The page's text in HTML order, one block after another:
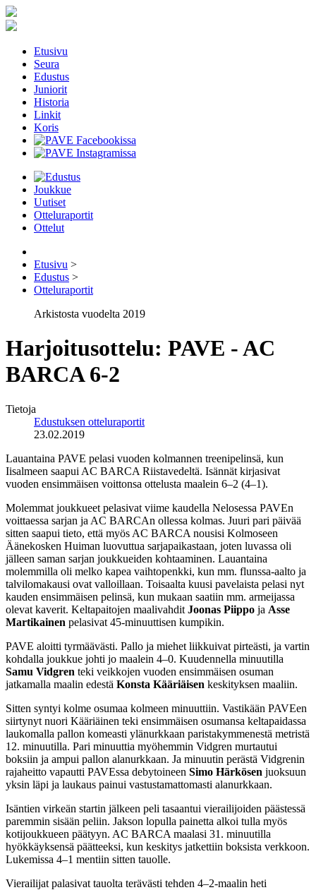
Etusivu
Seura
Edustus
Juniorit
Historia
Linkit
Koris
Joukkue
Uutiset
Otteluraportit
Ottelut
Etusivu >
Edustus >
Otteluraportit
Arkistosta vuodelta 2019
Harjoitusottelu: PAVE - AC
BARCA 6-2
Tietoja
Edustuksen otteluraportit
23.02.2019
Lauantaina PAVE pelasi vuoden kolmannen treenipelinsä, kun
Iisalmeen saapui AC BARCA Riistavedeltä. Isännät kirjasivat
vuoden ensimmäisen voittonsa ottelusta maalein 6–2 (4–1).
Molemmat joukkueet pelasivat viime kaudella Nelosessa PAVEn
voittaessa sarjan ja AC BARCAn ollessa kolmas. Juuri pari päivää
sitten saapui tieto, että myös AC BARCA nousisi Kolmoseen
Äänekosken Huiman luovuttua sarjapaikastaan, joten luvassa oli
jälleen saman sarjan joukkueiden kohtaaminen. Lauantaina
molemmilla oli melko kapea vaihtopenkki, kun mm. flunssa-aalto ja
talvilomakausi ovat valloillaan. Toisaalta kuusi pavelaista pelasi nyt
kauden ensimmäisen pelinsä, kun mukaan saatiin mm. armeijassa
olevat kaverit. Keltapaitojen maalivahdit Joonas Piippo ja Asse
Martikainen pelasivat 45-minuuttisen kumpikin.
PAVE aloitti tyrmäävästi. Pallo ja miehet liikkuivat pirteästi, ja vartin
kohdalla joukkue johti jo maalein 4–0. Kuudennella minuutilla
Samu Vidgren teki veikkojen vuoden ensimmäisen osuman
jatkamalla maalin edestä Konsta Kääriäisen keskityksen maaliin.
Sitten syntyi kolme osumaa kolmeen minuuttiin. Vastikään PAVEen
siirtynyt nuori Kääriäinen teki ensimmäisen osumansa keltapaidassa
laukomalla pallon komeasti ylänurkkaan paristakymmenestä metristä
12. minuutilla. Pari minuuttia myöhemmin Vidgren murtautui
boksiin ja ampui pallon alanurkkaan. Ja minuutin perästä Vidgrenin
rajaheitto vapautti PAVEssa debytoineen Simo Härkösen juoksuun
yksin läpi ja laukaus painui vastustamattomasti alanurkkaan.
Isäntien virkeän startin jälkeen peli tasaantui vierailijoiden päästessä
paremmin sisään peliin. Jakson lopulla painetta alkoi tulla myös
kotijoukkueen päätyyn. AC BARCA maalasi 31. minuutilla
hyökkäyksensä päätteeksi, kun keskitys jatkettiin boksista verkkoon.
Lukemissa 4–1 mentiin sitten tauolle.
Vierailijat palasivat tauolta terävästi tehden 4–2-maalin heti